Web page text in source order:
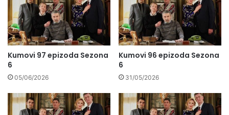
Kumovi 97 epizoda Sezona
6
05/06/2026
Kumovi 96 epizoda Sezona
6
31/05/2026